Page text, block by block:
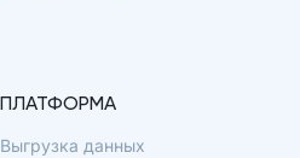
ПЛАТФОРМА
Выгрузка данных